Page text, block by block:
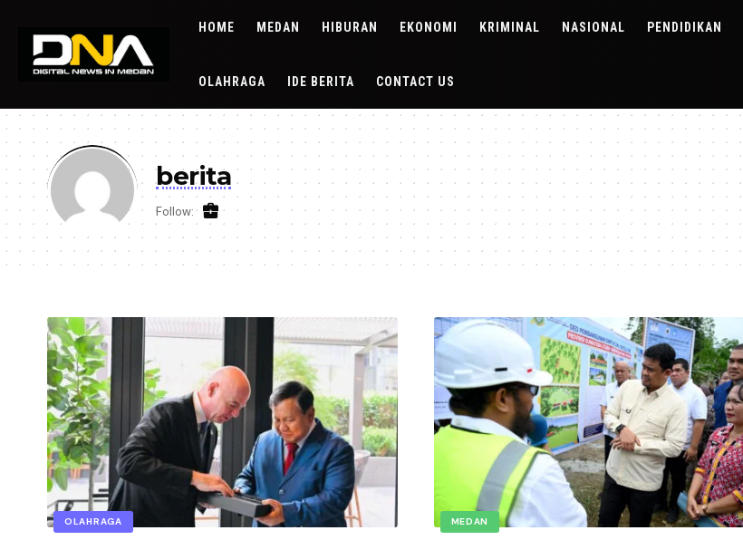
HOME MEDAN HIBURAN EKONOMI KRIMINAL NASIONAL PENDIDIKAN
OLAHRAGA IDE BERITA CONTACT US
berita
Follow:
OLAHRAGA MEDAN